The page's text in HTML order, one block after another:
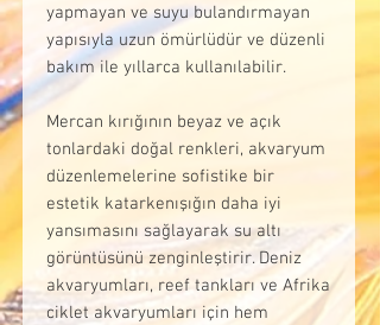
yapmayan ve suyu bulandırmayan
yapısıyla uzun ömürlüdür ve düzenli
bakım ile yıllarca kullanılabilir.
Mercan kırığının beyaz ve açık
tonlardaki doğal renkleri, akvaryum
düzenlemelerine sofistike bir
estetik katarkenışığın daha iyi
yansımasını sağlayarak su altı
görüntüsünü zenginleştirir. Deniz
akvaryumları, reef tankları ve Afrika
ciklet akvaryumları için hem